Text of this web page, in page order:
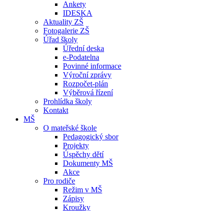
Ankety
IDESKA
Aktuality ZŠ
Fotogalerie ZŠ
Úřad školy
Úřední deska
e-Podatelna
Povinné informace
Výroční zprávy
Rozpočet-plán
Výběrová řízení
Prohlídka školy
Kontakt
MŠ
O mateřské škole
Pedagogický sbor
Projekty
Úspěchy dětí
Dokumenty MŠ
Akce
Pro rodiče
Režim v MŠ
Zápisy
Kroužky